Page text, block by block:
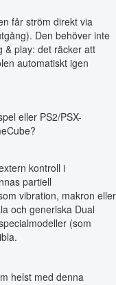
får ström direkt via
Den behöver inte
& play: det räcker att
automatiskt igen
eller PS2/PSX-
kontroll i
partiell
vibration, makron eller
och generiska Dual
(som
helst med denna